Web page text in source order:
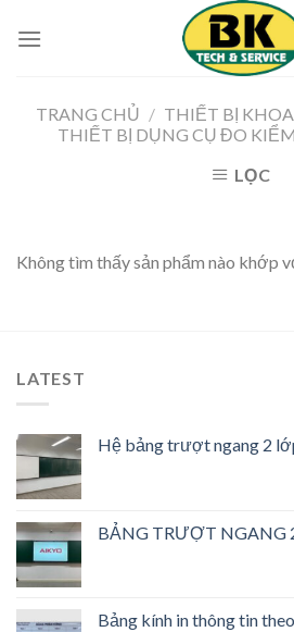
TRANG CHỦ / THIẾT BỊ
THIẾT BỊ DỤNG CỤ ĐO KIỂM
LỌC
Không tìm thấy sản phẩm nào khớp
LATEST
Hệ bảng trượt ngang 2
BẢNG TRƯỢT NGANG
Bảng kính in thông tin